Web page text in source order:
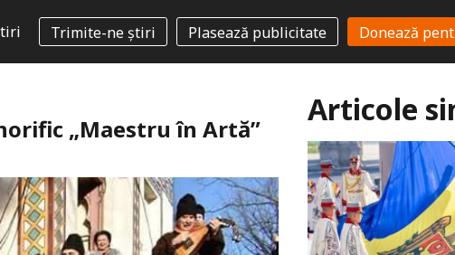
Trimite-ne știri Plasează publicitate Donează
„Maestru în Artă”
Articole